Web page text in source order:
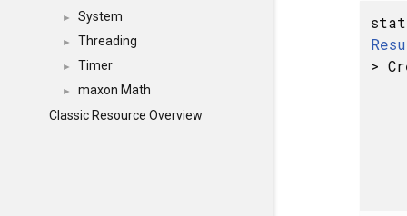
► System
► Threading
► Timer
►
maxon Math
Classic Resource Overview
>